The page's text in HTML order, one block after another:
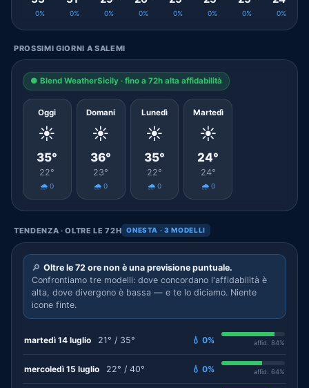
0% 0% 0% 0% 0% 0% 0% 0%
PROSSIMI GIORNI A SALEMI
● Blend WeatherSicily · fino a 72h alta affidabilità
Oggi
☀️
35°
22°
🌧️ 0
Domani
☀️
36°
23°
🌧️ 0
Lunedì
☀️
35°
22°
🌧️ 0
Martedì
☀️
24°
24°
🌧️ 0
TENDENZA · OLTRE LE 72H ONESTA · 3 MODELLI
🔎 Oltre le 72 ore non è una previsione puntuale.
Confrontiamo tre modelli: dove concordano l'affidabilità è
alta, dove divergono è bassa — e te lo diciamo. Niente
icone finte.
martedì 14 luglio 21° / 35° 💧 0% affid. 84%
mercoledì 15 luglio 22° / 40° 💧 0% affid. 64%